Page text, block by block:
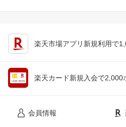
楽天市場アプリ新規利用で
楽天カード新規入会で2,000
会員情報